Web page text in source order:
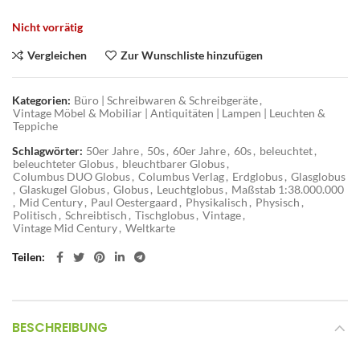
Nicht vorrätig
Vergleichen Zur Wunschliste hinzufügen
Kategorien: Büro | Schreibwaren & Schreibgeräte,
Vintage Möbel & Mobiliar | Antiquitäten | Lampen | Leuchten &
Teppiche
Schlagwörter: 50er Jahre, 50s, 60er Jahre, 60s, beleuchtet,
beleuchteter Globus, bleuchtbarer Globus,
Columbus DUO Globus, Columbus Verlag, Erdglobus, Glasglobus
, Glaskugel Globus, Globus, Leuchtglobus, Maßstab 1:38.000.000
, Mid Century, Paul Oestergaard , Physikalisch , Physisch ,
Politisch , Schreibtisch , Tischglobus, Vintage,
Vintage Mid Century, Weltkarte
Teilen
BESCHREIBUNG